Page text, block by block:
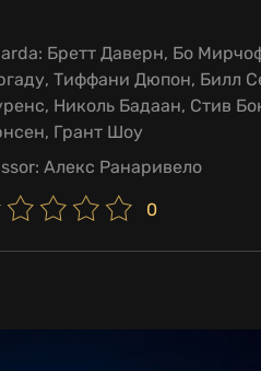
Бретт Даверн, Бо
Тиффани Дюпон, Билл
Николь Бадаан, Стив
Грант Шоу
Алекс Ранаривело
0